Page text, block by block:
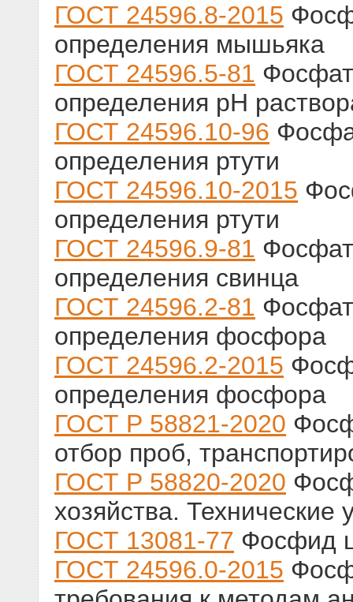
ГОСТ 24596.8-2015
определения мышьяка
ГОСТ 24596.5-81
определения рН
ГОСТ 24596.10-96
определения ртути
ГОСТ 24596.10-2015
определения ртути
ГОСТ 24596.9-81
определения свинца
ГОСТ 24596.2-81
определения фосфора
ГОСТ 24596.2-2015
определения фосфора
ГОСТ Р 58821-2020
отбор проб,
ГОСТ Р 58820-2020
хозяйства. Технические
ГОСТ 13081-77 Фосфид
ГОСТ 24596.0-2015